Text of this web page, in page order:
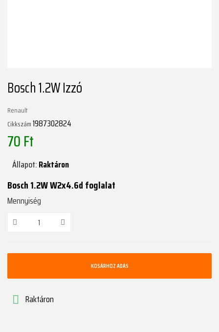
Bosch 1.2W Izzó
Renault
Cikkszám1987302824
70 Ft
Állapot:Raktáron
Bosch 1.2W W2x4.6d foglalat
Mennyiség
KOSÁRHOZ ADÁS
 Raktáron